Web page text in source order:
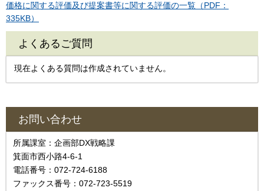
価格に関する評価及び提案書等に関する評価の一覧（PDF：
335KB）
よくあるご質問
現在よくある質問は作成されていません。
お問い合わせ
所属課室：企画部DX戦略課
箕面市西小路4-6-1
電話番号：072-724-6188
ファックス番号：072-723-5519